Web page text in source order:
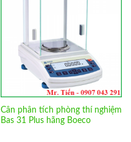
Cân phân tích phòng thí nghiệm
Bas 31 Plus hãng Boeco